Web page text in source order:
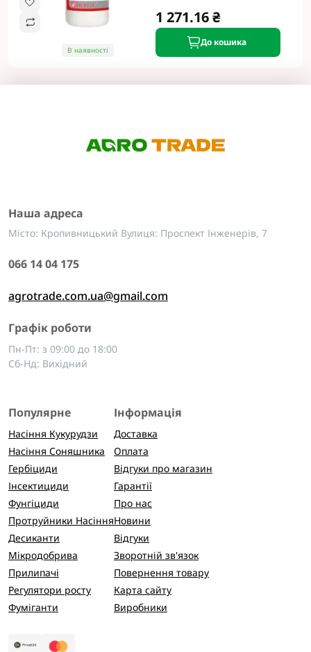
В наявності
1 271.16 ₴
До кошика
Наша адреса
Місто: Кропивницький Вулиця: Проспект Інженерів, 7
066 14 04 175
agrotrade.com.ua@gmail.com
Графік роботи
Пн-Пт: з 09:00 до 18:00
Сб-Нд: Вихідний
Популярне
Насіння Кукурудзи
Насіння Соняшника
Гербіциди
Інсектициди
Фунгіциди
Протруйники Насіння
Десиканти
Мікродобрива
Прилипачі
Регулятори росту
Фуміганти
Інформація
Доставка
Оплата
Відгуки про магазин
Гарантії
Про нас
Новини
Відгуки
Зворотній зв'язок
Повернення товару
Карта сайту
Виробники